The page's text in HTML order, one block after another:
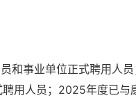
事业单位正式聘用人员
用人员；2025年度已与